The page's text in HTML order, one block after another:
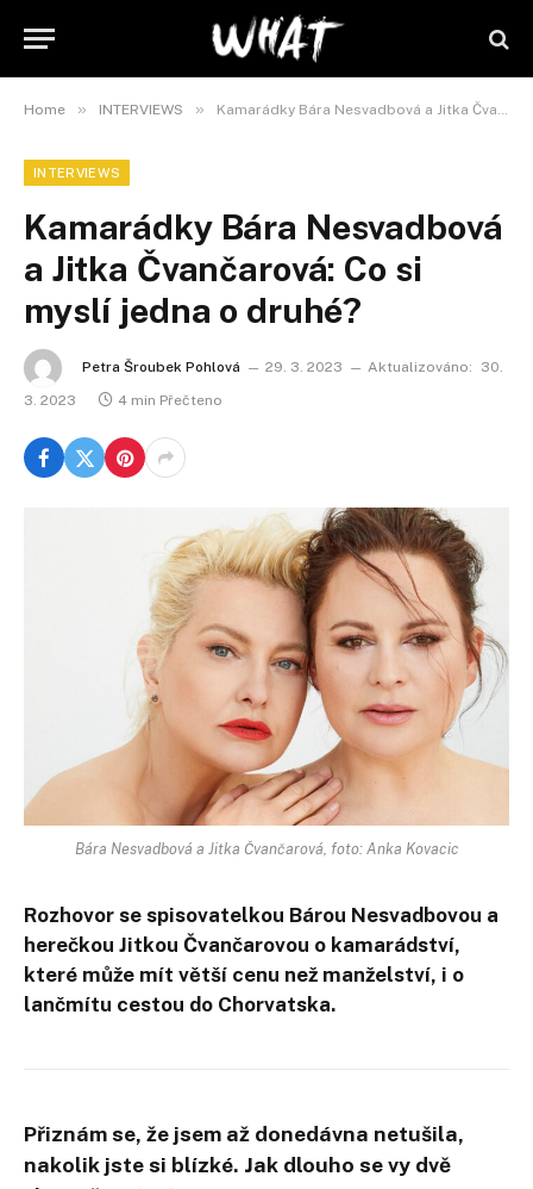
Home » INTERVIEWS » Kamarádky Bára Nesvadbová a Jitka Čvančarová: Co si myslí jedna o druhé?
INTERVIEWS
Kamarádky Bára Nesvadbová
a Jitka Čvančarová: Co si
myslí jedna o druhé?
Petra Šroubek Pohlová 29. 3. 2023 Aktualizováno:
30.
3. 2023
4 min Přečteno
Bára Nesvadbová a Jitka Čvančarová, foto: Anka Kovacic
Rozhovor se spisovatelkou Bárou Nesvadbovou a
herečkou Jitkou Čvančarovou o kamarádství,
které může mít větší cenu než manželství, i o
lančmítu cestou do Chorvatska.
Přiznám se, že jsem až donedávna netušila,
nakolik jste si blízké. Jak dlouho se vy dvě